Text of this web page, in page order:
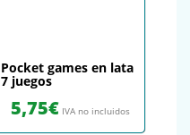
Pocket games en lata
7 juegos
5,75€ IVA no incluidos